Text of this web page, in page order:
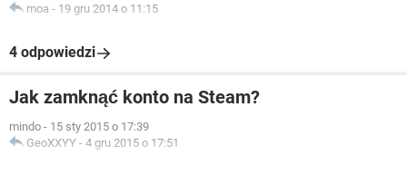
moa - 19 gru 2014 o 11:15
4 odpowiedzi
Jak zamknąć konto na Steam?
mindo - 15 sty 2015 o 17:39
GeoXXYY - 4 gru 2015 o 17:51